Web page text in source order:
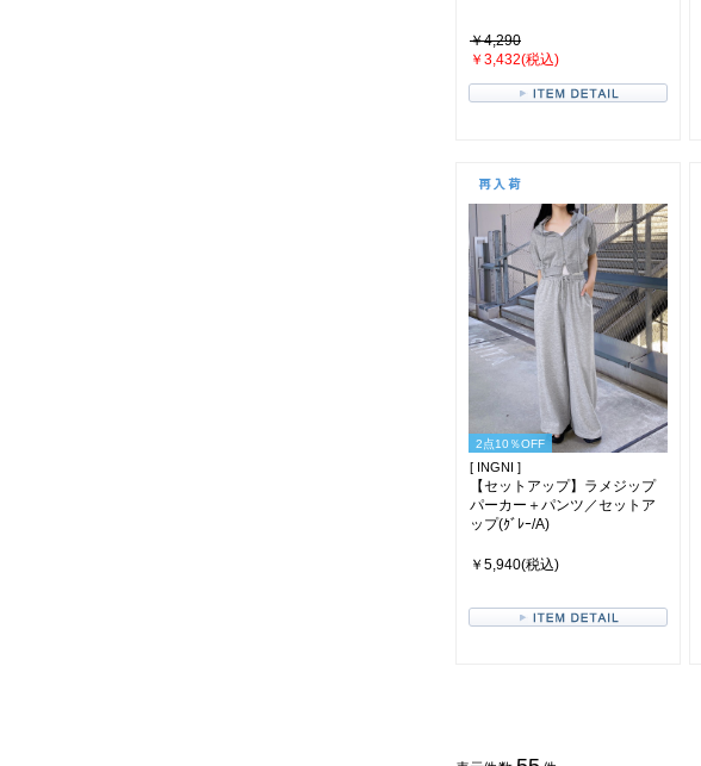
￥4,290
￥3,432(税込)
2点10％OFF
[ INGNI ]
【セットアップ】ラメジップ
パーカー＋パンツ／セットア
ップ(ｸﾞﾚｰ/A)
￥5,940(税込)